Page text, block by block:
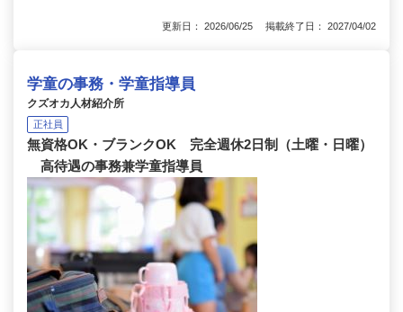
更新日： 2026/06/25 掲載終了日： 2027/04/02
学童の事務・学童指導員
クズオカ人材紹介所
正社員
無資格OK・ブランクOK 完全週休2日制（土曜・日曜）
高待遇の事務兼学童指導員